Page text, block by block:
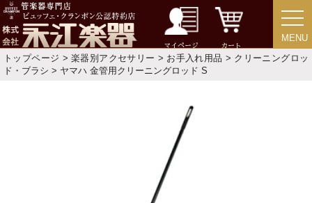
マイページ カート
MENU
MENU
トップページ >楽器別アクセサリー > お手入れ用品 > クリーニングロッ
ド・ブラシ > ヤマハ 金管用クリーニングロッド S
中古楽器
今月のお買い得品
目的・用途別で楽器を探す